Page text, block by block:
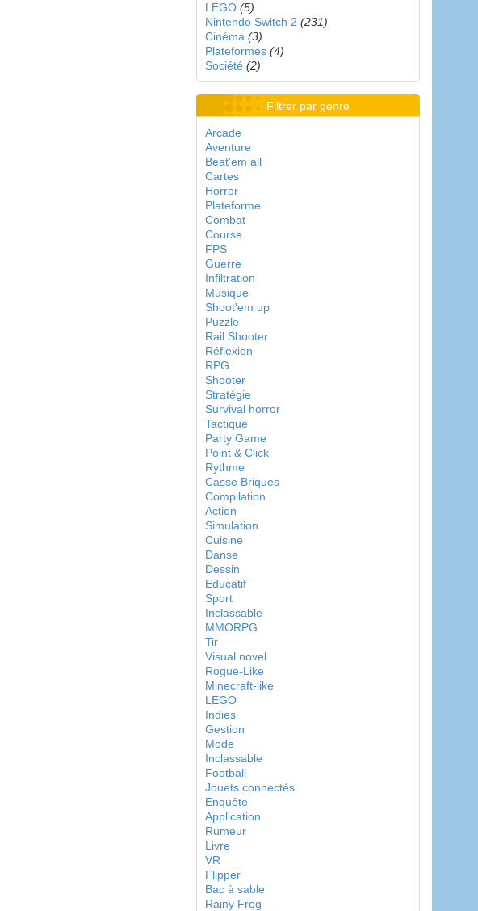
LEGO (5)
Nintendo Switch 2 (231)
Cinéma (3)
Plateformes (4)
Société (2)
Filtrer par genre
Arcade
Aventure
Beat'em all
Cartes
Horror
Plateforme
Combat
Course
FPS
Guerre
Infiltration
Musique
Shoot'em up
Puzzle
Rail Shooter
Réflexion
RPG
Shooter
Stratégie
Survival horror
Tactique
Party Game
Point & Click
Rythme
Casse Briques
Compilation
Action
Simulation
Cuisine
Danse
Dessin
Educatif
Sport
Inclassable
MMORPG
Tir
Visual novel
Rogue-Like
Minecraft-like
LEGO
Indies
Gestion
Mode
Inclassable
Football
Jouets connectés
Enquête
Application
Rumeur
Livre
VR
Flipper
Bac à sable
Rainy Frog